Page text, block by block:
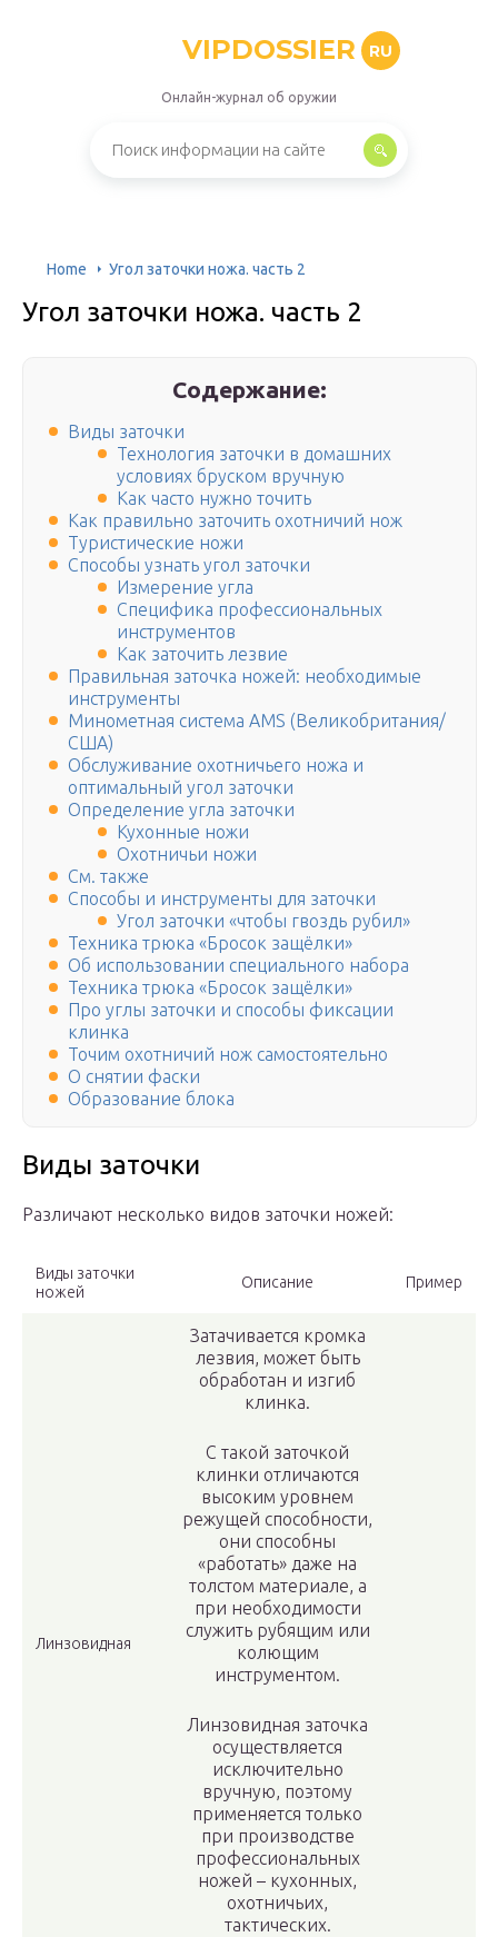
VIPDOSSIER RU
Онлайн-журнал об оружии
Home Угол заточки ножа. часть 2
Угол заточки ножа. часть 2
Содержание:
Виды заточки
Технология заточки в домашних
условиях бруском вручную
Как часто нужно точить
Как правильно заточить охотничий нож
Туристические ножи
Способы узнать угол заточки
Измерение угла
Специфика профессиональных
инструментов
Как заточить лезвие
Правильная заточка ножей: необходимые
инструменты
Минометная система AMS (Великобритания/
США)
Обслуживание охотничьего ножа и
оптимальный угол заточки
Определение угла заточки
Кухонные ножи
Охотничьи ножи
См. также
Способы и инструменты для заточки
Угол заточки «чтобы гвоздь рубил»
Техника трюка «Бросок защёлки»
Об использовании специального набора
Техника трюка «Бросок защёлки»
Про углы заточки и способы фиксации
клинка
Точим охотничий нож самостоятельно
О снятии фаски
Образование блока
Виды заточки
Различают несколько видов заточки ножей:​
Виды заточки
ножей
Описание Пример
Линзовидная
Затачивается кромка
лезвия, может быть
обработан и изгиб
клинка.
С такой заточкой
клинки отличаются
высоким уровнем
режущей способности,
они способны
«работать» даже на
толстом материале, а
при необходимости
служить рубящим или
колющим
инструментом.
Линзовидная заточка
осуществляется
исключительно
вручную, поэтому
применяется только
при производстве
профессиональных
ножей – кухонных,
охотничьих,
тактических.